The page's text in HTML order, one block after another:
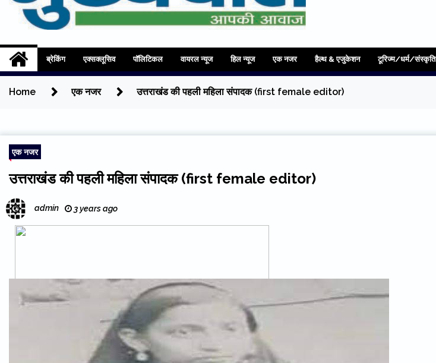
Mukhyadhara
Aapki Aawaz
ब्रेकिंग एक्सक्लूसिव पॉलिटिकल वायरल न्यूज हिल न्यूज एक नजर हैल्थ & एजुकेशन टूरिज्म/धर्म/संस्कृति
Home एक नजर उत्तराखंड की पहली महिला संपादक (first female editor)
एक नजर
उत्तराखंड की पहली महिला संपादक (first female editor)
admin 3 years ago